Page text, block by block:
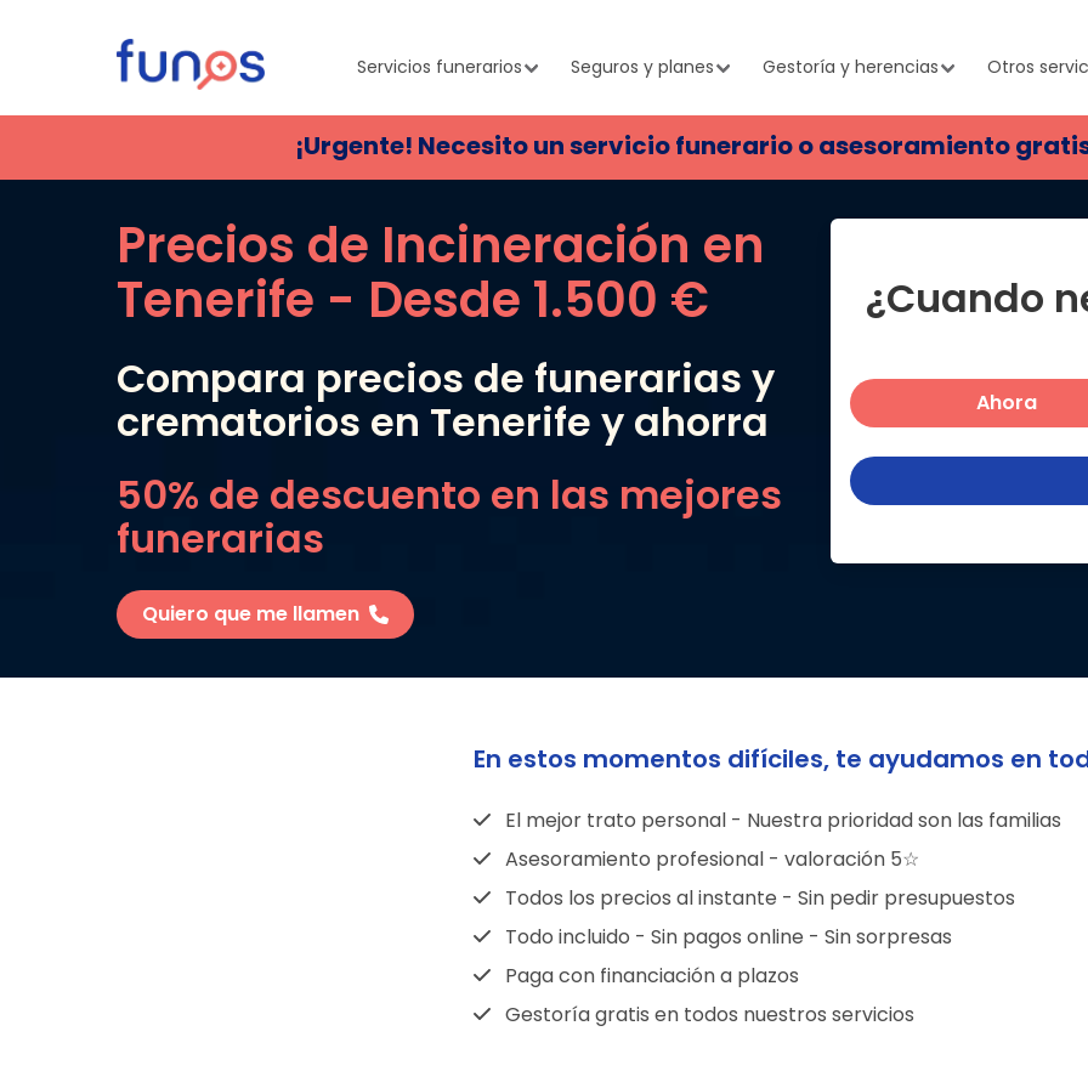
Servicios funerarios Seguros y planes Gestoría y herencias Otros
¡Urgente! Necesito un servicio funerario o asesoramiento
Precios de Incineración en
Tenerife - Desde 1.500 €
Compara precios de funerarias y
crematorios en Tenerife y ahorra
50% de descuento en las mejores
funerarias
Quiero que me llamen
¿Cuando
Ahora
En estos momentos difíciles, te ayudamos en
El mejor trato personal - Nuestra prioridad son las familias
Asesoramiento profesional - valoración 5☆
Todos los precios al instante - Sin pedir presupuestos
Todo incluido - Sin pagos online - Sin sorpresas
Paga con financiación a plazos
Gestoría gratis en todos nuestros servicios